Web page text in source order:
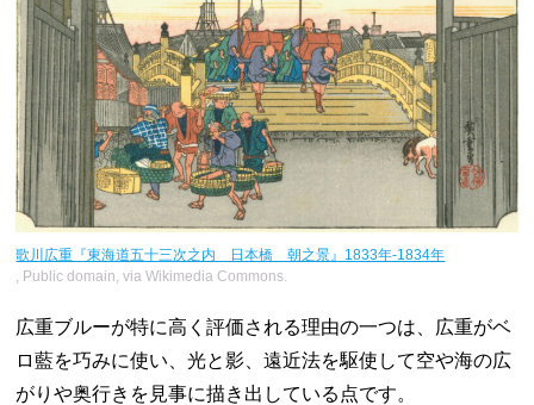
歌川広重『東海道五十三次之内 日本橋 朝之景』1833年-1834年
, Public domain, via Wikimedia Commons.
広重ブルーが特に高く評価される理由の一つは、広重がベ
ロ藍を巧みに使い、光と影、遠近法を駆使して空や海の広
がりや奥行きを見事に描き出している点です。